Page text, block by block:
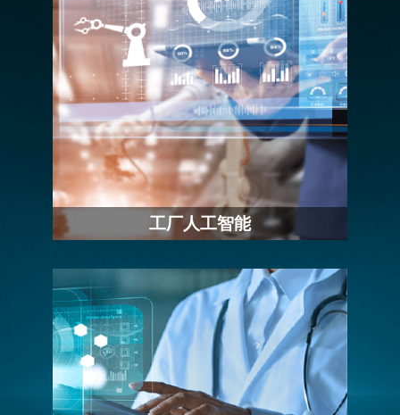
工厂人工智能
多元化的解决方案，如…